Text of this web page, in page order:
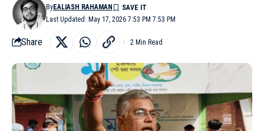
Last Updated: May 17, 2026 7:53 PM 7:53 PM
ByEALIASH RAHAMAN
Share 2 Min Read